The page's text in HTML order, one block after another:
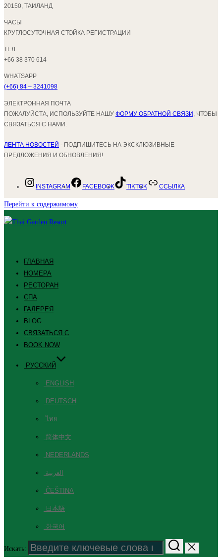
20150, ТАИЛАНД
ЧАСЫ
КРУГЛОСУТОЧНАЯ СТОЙКА РЕГИСТРАЦИИ
ТЕЛ.
+66 38 370 614
WHATSAPP
(+66) 84 – 3241098
ЭЛЕКТРОННАЯ ПОЧТА
ПОЖАЛУЙСТА, ИСПОЛЬЗУЙТЕ НАШУ ФОРМУ ОБРАТНОЙ СВЯЗИ , ЧТОБЫ
СВЯЗАТЬСЯ С НАМИ.
ЛЕНТА НОВОСТЕЙ - ПОДПИШИТЕСЬ НА ЭКСКЛЮЗИВНЫЕ
ПРЕДЛОЖЕНИЯ И ОБНОВЛЕНИЯ!
INSTAGRAM FACEBOOK TIKTOK ССЫЛКА
Перейти к содержимому
ГЛАВНАЯ
НОМЕРА
РЕСТОРАН
СПА
ГАЛЕРЕЯ
BLOG
СВЯЗАТЬСЯ С
BOOK NOW
РУССКИЙ
ENGLISH
DEUTSCH
ไทย
简体中文
NEDERLANDS
العربية
ČEŠTINA
日本語
한국어
Искать: